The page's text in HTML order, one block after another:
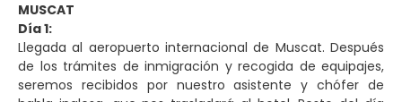
MUSCAT
Día 1:
Llegada al aeropuerto internacional de Muscat. Después
de los trámites de inmigración y recogida de equipajes,
seremos recibidos por nuestro asistente y chófer de